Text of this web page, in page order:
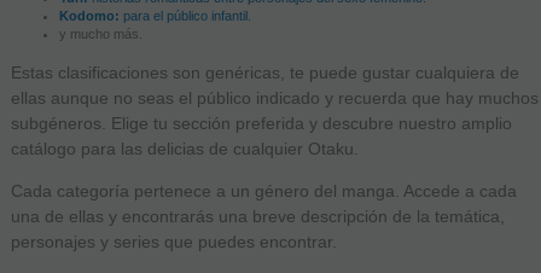
Kodomo: para el público infantil.
y mucho más.
Estas clasificaciones son genéricas, te puede gustar cualquiera de
ellas aunque no seas el público indicado y recuerda que hay muchos
subgéneros. Elige tu sección preferida y descubre nuestro amplio
catálogo para las delicias de cualquier Otaku.
Cada categoría pertenece a un género del manga. Accede a cada
una de ellas y encontrarás una breve descripción de la temática,
personajes y series que puedes encontrar.